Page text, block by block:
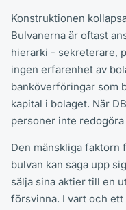
Konstruktionen
Bulvanerna är oftast
hierarki - sekreterare,
ingen erfarenhet av
banköverföringar som
kapital i bolaget. När
personer inte
Den mänskliga faktorn
bulvan kan säga upp
sälja sina aktier till en
försvinna. I vart och